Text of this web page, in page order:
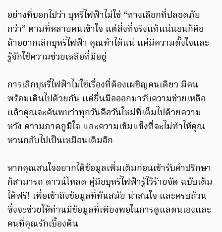
อย่างที่บอกไปว่า บุหรี่ไฟฟ้าไม่ใช่ “ทางเลือกที่ปลอดภัย
กว่า” ตามที่หลายคนเข้าใจ แต่สิ่งที่จริงแท้แน่นอนก็คือ
ถ้าอยากเลิกบุหรี่ไฟฟ้า คุณทำได้แน่ แค่มีความตั้งใจและ
รู้จักใช้ความช่วยเหลือที่มีอยู่
การเลิกบุหรี่ไฟฟ้าไม่ใช่เรื่องที่ต้องเผชิญคนเดียว มีคน
พร้อมเดินไปด้วยกัน แค่ยื่นมือออกมารับความช่วยเหลือ
แล้วคุณจะค้นพบว่าทุกวันคือวันใหม่ที่เต็มไปด้วยความ
หวัง ความภาคภูมิใจ และความเข้มแข็งที่จะไม่ทำให้คุณ
หวนกลับไปเป็นเหมือนเดิมอีก
หากคุณสนใจอยากได้ข้อมูลเพิ่มเติมก่อนเข้ารับคำปรึกษา
ก็สามารถ ดาวน์โหลด คู่มือบุหรี่ไฟฟ้ารู้ไว้ร้ายจัด ฉบับเต็ม
ได้ฟรี! เพื่อเข้าถึงข้อมูลที่ทันสมัย น่าสนใจ และครบถ้วน
ซึ่งจะช่วยให้ท่านมีข้อมูลที่เพียงพอในการดูแลตนเองและ
คนที่คุณรักเบื้องต้น